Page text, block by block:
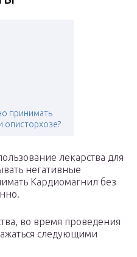
принимать
описторхозе?
лекарства для
негативные
Кардиомагнил без
во время проведения
следующими